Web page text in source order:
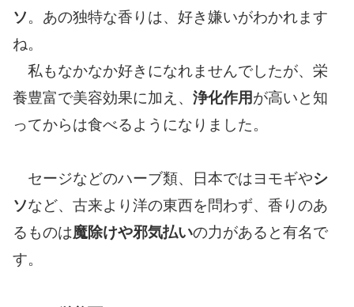
ソ。あの独特な香りは、好き嫌いがわかれます
ね。
私もなかなか好きになれませんでしたが、栄
養豊富で美容効果に加え、 浄化作用が高いと知
ってからは食べるようになりました。
セージなどのハーブ類、日本ではヨモギやシ
ソなど、古来より洋の東西を問わず、香りのあ
るものは魔除けや邪気払いの力があると有名で
す。